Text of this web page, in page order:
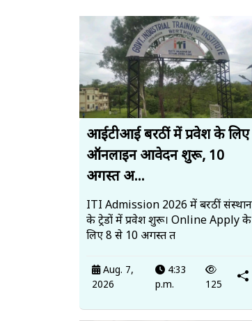
आईटीआई बरठीं में प्रवेश के लिए
ऑनलाइन आवेदन शुरू, 10
अगस्त अ...
ITI Admission 2026 में बरठीं संस्थान
के ट्रेडों में प्रवेश शुरू। Online Apply के
लिए 8 से 10 अगस्त त
Aug. 7,
2026
4:33
p.m.
125